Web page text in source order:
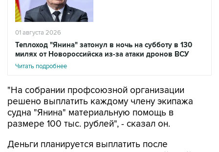
01 августа 2026
Теплоход "Янина" затонул в ночь на субботу в 130
милях от Новороссийска из-за атаки дронов ВСУ
Читать подробнее
"На собрании профсоюзной организации
решено выплатить каждому члену экипажа
судна "Янина" материальную помощь в
размере 100 тыс. рублей", - сказал он.
Деньги планируется выплатить после